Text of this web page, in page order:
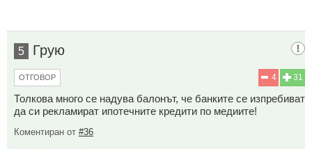
5 Грую
31
4
ОТГОВОР
Толкова много се надува балонът, че банките се изпребиват
да си рекламират ипотечните кредити по медиите!
Коментиран от #36